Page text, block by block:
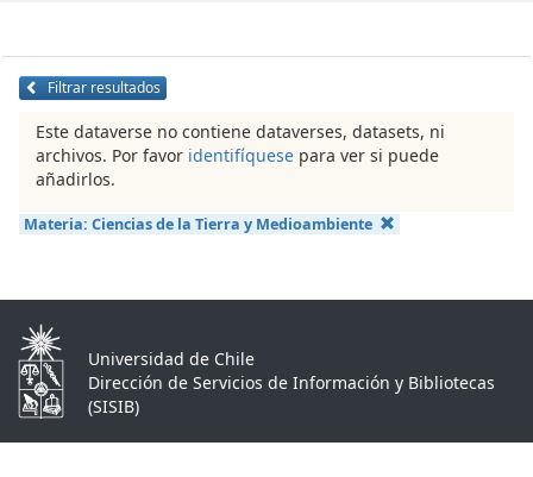
Filtrar resultados
Este dataverse no contiene dataverses, datasets, ni
archivos. Por favor identifíquese para ver si puede
añadirlos.
Materia: Ciencias de la Tierra y Medioambiente
Universidad de Chile
Dirección de Servicios de Información y Bibliotecas
(SISIB)